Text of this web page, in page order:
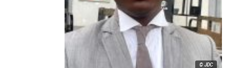
© JDC